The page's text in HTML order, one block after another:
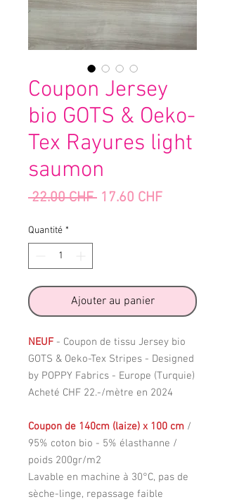
Coupon Jersey
bio GOTS & Oeko-
Tex Rayures light
saumon
22.00 CHF Prix
17.60 CHFPrix
Quantité *
Ajouter au panier
NEUF - Coupon de tissu Jersey bio
GOTS & Oeko-Tex Stripes - Designed
by POPPY Fabrics - Europe (Turquie)
Acheté CHF 22.-/mètre en 2024
Coupon de 140cm (laize) x 100 cm /
95% coton bio - 5% élasthanne /
poids 200gr/m2
Lavable en machine à 30°C, pas de
sèche-linge, repassage faible